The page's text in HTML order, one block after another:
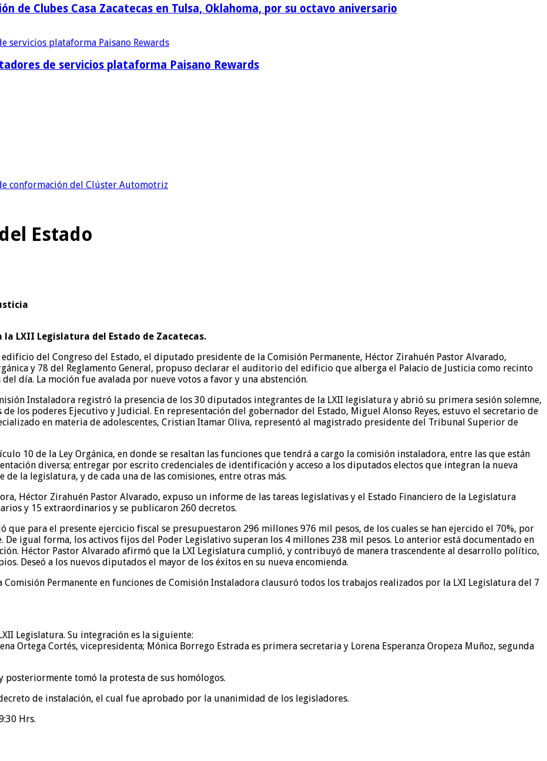
de Clubes Casa Zacatecas en Tulsa, Oklahoma, por su octavo aniversario
de servicios plataforma Paisano Rewards
conformación del Clúster Automotriz
Estado
LXII Legislatura del Estado de Zacatecas.
del Congreso del Estado, el diputado presidente de la Comisión Permanente, Héctor Zirahuén Pastor Alvarado,
y 78 del Reglamento General, propuso declarar el auditorio del edificio que alberga el Palacio de Justicia como recinto
día. La moción fue avalada por nueve votos a favor y una abstención.
Instaladora registró la presencia de los 30 diputados integrantes de la LXII legislatura y abrió su primera sesión solemne,
los poderes Ejecutivo y Judicial. En representación del gobernador del Estado, Miguel Alonso Reyes, estuvo el secretario de
en materia de adolescentes, Cristian Itamar Oliva, representó al magistrado presidente del Tribunal Superior de
10 de la Ley Orgánica, en donde se resaltan las funciones que tendrá a cargo la comisión instaladora, entre las que están
diversa; entregar por escrito credenciales de identificación y acceso a los diputados electos que integran la nueva
la legislatura, y de cada una de las comisiones, entre otras más.
Héctor Zirahuén Pastor Alvarado, expuso un informe de las tareas legislativas y el Estado Financiero de la Legislatura
y 15 extraordinarios y se publicaron 260 decretos.
que para el presente ejercicio fiscal se presupuestaron 296 millones 976 mil pesos, de los cuales se han ejercido el 70%, por
igual forma, los activos fijos del Poder Legislativo superan los 4 millones 238 mil pesos. Lo anterior está documentado en
Héctor Pastor Alvarado afirmó que la LXI Legislatura cumplió, y contribuyó de manera trascendente al desarrollo político,
Deseó a los nuevos diputados el mayor de los éxitos en su nueva encomienda.
Permanente en funciones de Comisión Instaladora clausuró todos los trabajos realizados por la LXI Legislatura del 7
Legislatura. Su integración es la siguiente:
Ortega Cortés, vicepresidenta; Mónica Borrego Estrada es primera secretaria y Lorena Esperanza Oropeza Muñoz, segunda
tomó la protesta de sus homólogos.
de instalación, el cual fue aprobado por la unanimidad de los legisladores.
Hrs.